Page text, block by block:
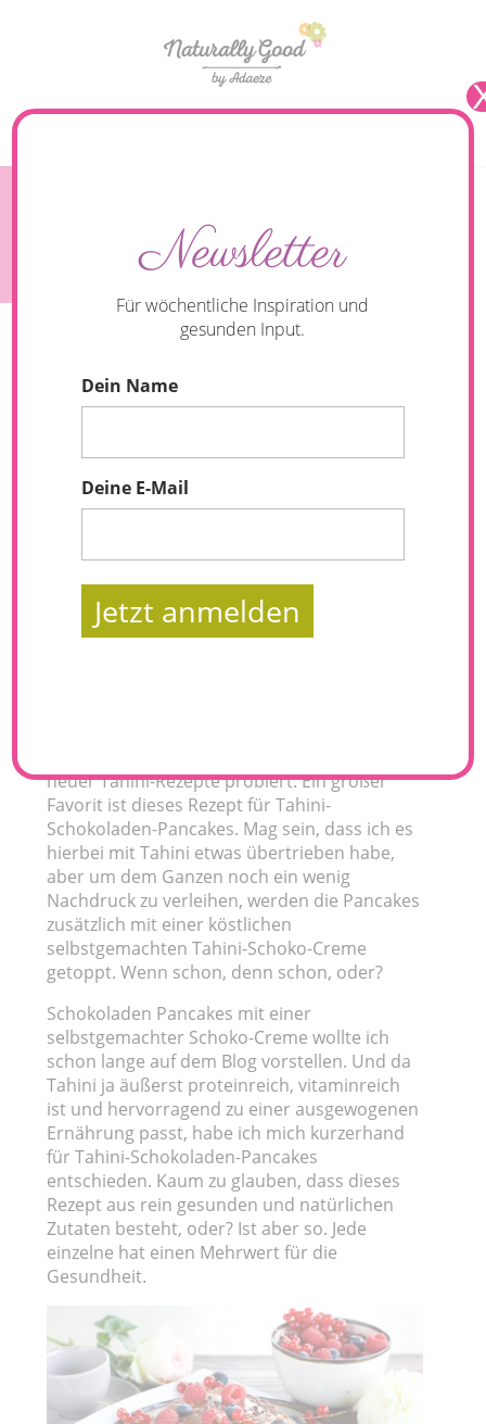
neuer Tahini-Rezepte probiert. Ein großer
Favorit ist dieses Rezept für Tahini-
Schokoladen-Pancakes. Mag sein, dass ich es
hierbei mit Tahini etwas übertrieben habe,
aber um dem Ganzen noch ein wenig
Nachdruck zu verleihen, werden die Pancakes
zusätzlich mit einer köstlichen
selbstgemachten Tahini-Schoko-Creme
getoppt. Wenn schon, denn schon, oder?
Schokoladen Pancakes mit einer
selbstgemachter Schoko-Creme wollte ich
schon lange auf dem Blog vorstellen. Und da
Tahini ja äußerst proteinreich, vitaminreich
ist und hervorragend zu einer ausgewogenen
Ernährung passt, habe ich mich kurzerhand
für Tahini-Schokoladen-Pancakes
entschieden. Kaum zu glauben, dass dieses
Rezept aus rein gesunden und natürlichen
Zutaten besteht, oder? Ist aber so. Jede
einzelne hat einen Mehrwert für die
Gesundheit.
Newsletter
Für wöchentliche Inspiration und
gesunden Input.
Dein Name
Deine E-Mail
Jetzt anmelden